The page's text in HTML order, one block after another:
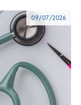
09/07/2026